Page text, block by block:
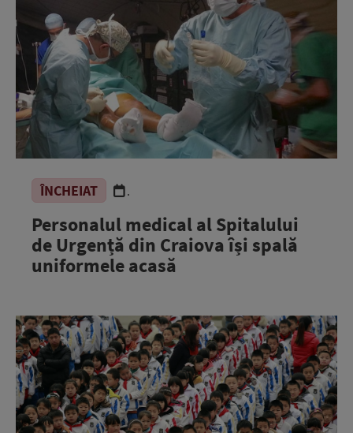
ÎNCHEIAT .
Personalul medical al Spitalului
de Urgență din Craiova își spală
uniformele acasă